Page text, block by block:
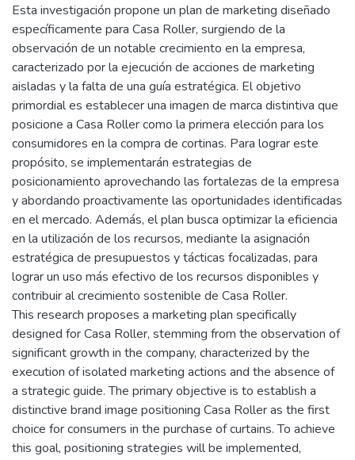
Esta investigación propone un plan de marketing diseñado
específicamente para Casa Roller, surgiendo de la
observación de un notable crecimiento en la empresa,
caracterizado por la ejecución de acciones de marketing
aisladas y la falta de una guía estratégica. El objetivo
primordial es establecer una imagen de marca distintiva que
posicione a Casa Roller como la primera elección para los
consumidores en la compra de cortinas. Para lograr este
propósito, se implementarán estrategias de
posicionamiento aprovechando las fortalezas de la empresa
y abordando proactivamente las oportunidades identificadas
en el mercado. Además, el plan busca optimizar la eficiencia
en la utilización de los recursos, mediante la asignación
estratégica de presupuestos y tácticas focalizadas, para
lograr un uso más efectivo de los recursos disponibles y
contribuir al crecimiento sostenible de Casa Roller.
This research proposes a marketing plan specifically
designed for Casa Roller, stemming from the observation of
significant growth in the company, characterized by the
execution of isolated marketing actions and the absence of
a strategic guide. The primary objective is to establish a
distinctive brand image positioning Casa Roller as the first
choice for consumers in the purchase of curtains. To achieve
this goal, positioning strategies will be implemented,